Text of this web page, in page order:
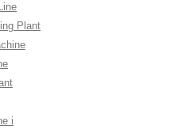
Plant
i